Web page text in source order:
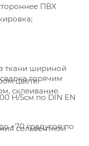
ПВХ
ткани шириной
цвете.
Н/5см по DIN EN
+70 градусов по
горячим
склеивание.
сольвентной
данные с
Это